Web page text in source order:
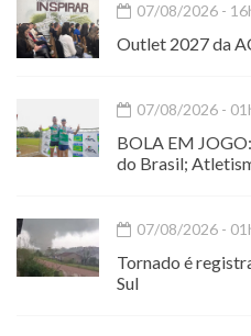
07/08/2026 -
Outlet 2027 da
07/08/2026 -
BOLA EM
do Brasil;
07/08/2026 -
Tornado é
Sul